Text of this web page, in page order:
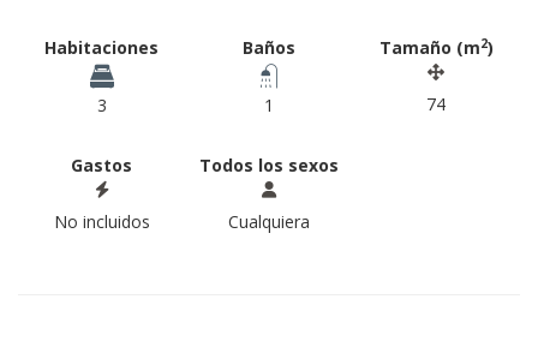
Habitaciones
3
Baños
1
Tamaño (m2)
74
Gastos
No incluidos
Todos los sexos
Cualquiera